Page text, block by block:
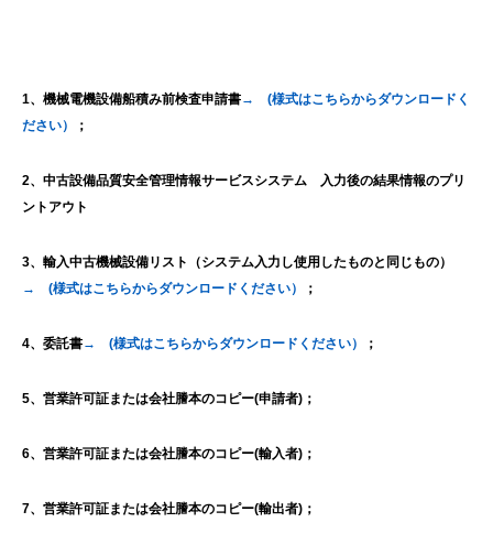
1、機械電機設備船積み前検査申請書→ (様式はこちらからダウンロードく
ださい）
；
2、 中古設備品質安全管理情報サービスシステム 入力後の結果情報のプリ
ントアウト
3、輸入中古機械設備リスト（システム入力し使用したものと同じもの）
→ (様式はこちらからダウンロードください）
；
4、委託書→ (様式はこちらからダウンロードください） ；
5、営業許可証または会社謄本のコピー(申請者) ；
6、営業許可証または会社謄本のコピー(輸入者) ；
7、営業許可証または会社謄本のコピー(輸出者) ；